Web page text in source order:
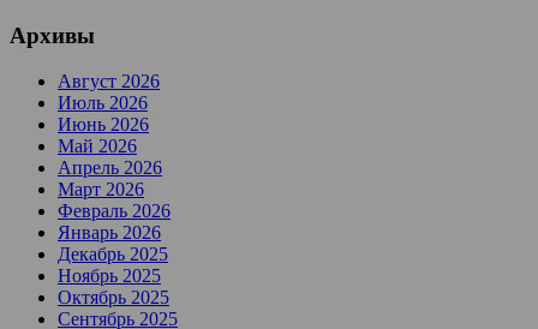
Архивы
Август 2026
Июль 2026
Июнь 2026
Май 2026
Апрель 2026
Март 2026
Февраль 2026
Январь 2026
Декабрь 2025
Ноябрь 2025
Октябрь 2025
Сентябрь 2025